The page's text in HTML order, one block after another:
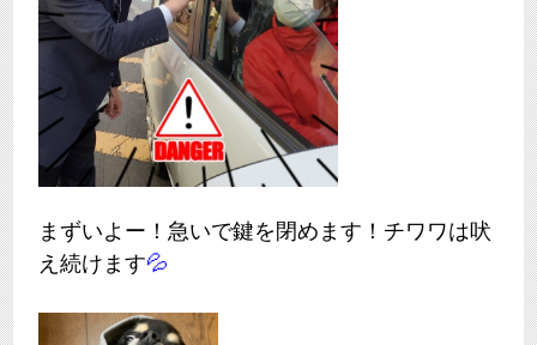
まずいよー！急いで鍵を閉めます！チワワは吠
え続けます💦